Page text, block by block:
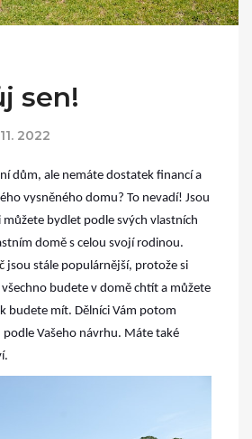
sen!
2022
dům, ale nemáte dostatek financí a
vysněného domu? To nevadí! Jsou
můžete bydlet podle svých vlastních
domě s celou svojí rodinou.
jsou stále populárnější, protože si
budete v domě chtít a můžete
budete mít. Dělníci Vám potom
podle Vašeho návrhu. Máte také